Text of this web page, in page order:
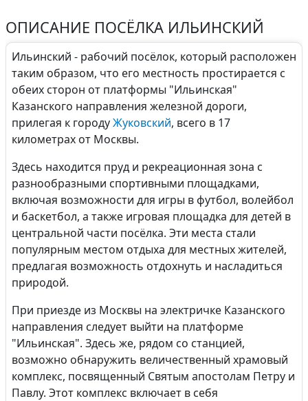
ОПИСАНИЕ ПОСЁЛКА ИЛЬИНСКИЙ
Ильинский - рабочий посёлок, который расположен
таким образом, что его местность простирается с
обеих сторон от платформы "Ильинская"
Казанского направления железной дороги,
прилегая к городуЖуковский, всего в 17
километрах от Москвы.
Здесь находится пруд и рекреационная зона с
разнообразными спортивными площадками,
включая возможности для игры в футбол, волейбол
и баскетбол, а также игровая площадка для детей в
центральной части посёлка. Эти места стали
популярным местом отдыха для местных жителей,
предлагая возможность отдохнуть и насладиться
природой.
При приезде из Москвы на электричке Казанского
направления следует выйти на платформе
"Ильинская". Здесь же, рядом со станцией,
возможно обнаружить величественный храмовый
комплекс, посвященный Святым апостолам Петру и
Павлу. Этот комплекс включает в себя